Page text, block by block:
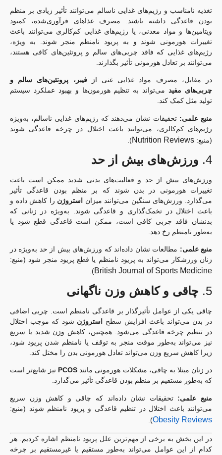
تغذیه نامناسب و رژیم‌های غذایی ناسالم می‌توانند تأثیر زیادی بر منظم
بودن قاعدگی داشته باشند. مصرف غذاهای فرآوری‌شده، کمبود
ویتامین‌ها و مواد معدنی، یا رژیم‌های غذایی کم‌کالری می‌توانند باعث
تغییرات هورمونی شوند و به پریود نامنظم منجر شوند. به ویژه،
رژیم‌های غذایی که فاقد چربی‌های سالم و پروتئین‌های کافی هستند،
می‌توانند بر تعادل هورمونی تأثیر بگذارند.
در مقابل، مصرف مواد غذایی غنی از
فیبر، پروتئین‌های سالم و
چربی‌های مفیدمی‌تواند به تنظیم هورمون‌ها و بهبود عملکرد سیستم
تولید مثل کمک کند.
منبع علمی: تحقیقات نشان می‌دهند که رژیم‌های غذایی ناسالم، به‌ویژه
رژیم‌های کم‌کالری، می‌توانند باعث اختلال در چرخه قاعدگی شوند
(منبع:Nutrition Reviews
).
4. ورزش‌های بیش از حد
ورزش‌های بیش از حد و فعالیت‌های بدنی شدید ممکن است باعث
تغییرات هورمونی در بدن شوند که بر منظم بودن قاعدگی تأثیر
می‌گذارد. ورزش‌های سنگین می‌توانند میزاناستروژنرا کاهش داده و
باعث اختلال در تخمک‌گذاری و قاعدگی شوند. به‌ویژه در زنانی که
بدنشان فاقد چربی کافی است، ممکن است قاعدگی قطع شود یا
به‌طور نامنظم رخ دهد.
منبع علمی:مطالعات نشان داده‌اند که ورزش‌های بیش از حد به‌ویژه در
زنان ورزشکار می‌تواند به پریود نامنظم یا قطع پریود منجر شود (منبع:
British Journal of Sports Medicine
).
5. چاقی و کاهش وزن ناگهانی
چاقی یکی از عوامل تأثیرگذار بر قاعدگی نامنظم است. چربی اضافی
در بدن می‌تواند باعث افزایش سطحاستروژنشود که موجب اختلال
در تنظیم چرخه قاعدگی می‌شود. همچنین، کاهش وزن شدید یا سریع
نیز می‌تواند به‌طور موقت منجر به توقف یا نامنظم شدن پریود شود،
زیرا کاهش سریع وزن می‌تواند تعادل هورمونی بدن را مختل کند.
در زنان مبتلا به چاقی، مشکلات هورمونی مانندPCOSنیز شایع‌تر است
که به‌طور مستقیم بر منظم بودن قاعدگی تأثیر می‌گذارد.
منبع علمی: تحقیقات نشان داده‌اند که چاقی و کاهش وزن سریع
می‌توانند باعث اختلال در تنظیم قاعدگی و پریود نامنظم شوند (منبع:
Obesity Reviews
).
در این بخش به برخی از مهم‌ترین علل پریود نامنظم اشاره کردیم. هر
کدام از این عوامل می‌تواند به‌طور مستقیم یا غیرمستقیم بر چرخه